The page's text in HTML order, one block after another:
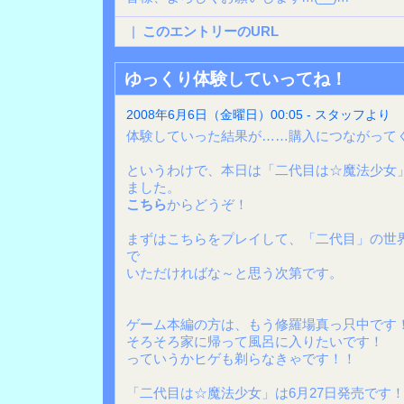
| このエントリーのURL
ゆっくり体験していってね！
2008年6月6日（金曜日）00:05 - スタッフより
体験していった結果が……購入につながって
というわけで、本日は「二代目は☆魔法少女
ました。
こちらからどうぞ！
まずはこちらをプレイして、「二代目」の
で
いただければな～と思う次第です。
ゲーム本編の方は、もう修羅場真っ只中です
そろそろ家に帰って風呂に入りたいです！
っていうかヒゲも剃らなきゃです！！
「二代目は☆魔法少女」は6月27日発売です